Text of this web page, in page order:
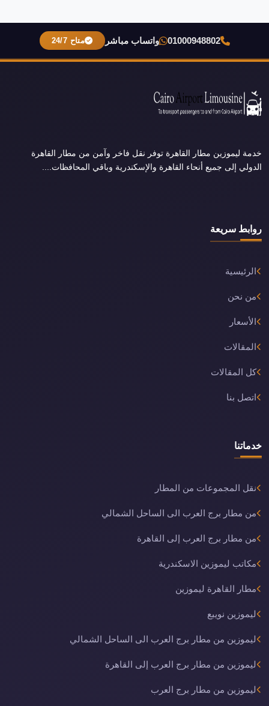
01000948802 واتساب مباشر متاح 24/7
خدمة ليموزين مطار القاهرة توفر نقل فاخر وآمن من مطار القاهرة
الدولي إلى جميع أنحاء القاهرة والإسكندرية وباقي المحافظات....
روابط سريعة
الرئيسية
من نحن
الأسعار
المقالات
كل المقالات
اتصل بنا
خدماتنا
نقل المجموعات من المطار
من مطار برج العرب الى الساحل الشمالي
من مطار برج العرب إلى القاهرة
مكاتب ليموزين الاسكندرية
مطار القاهرة ليموزين
ليموزين نويبع
ليموزين من مطار برج العرب الى الساحل الشمالي
ليموزين من مطار برج العرب إلى القاهرة
ليموزين من مطار برج العرب